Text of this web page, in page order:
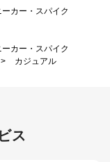
カー・スパイク
カー・スパイク
>
カジュアル
ス